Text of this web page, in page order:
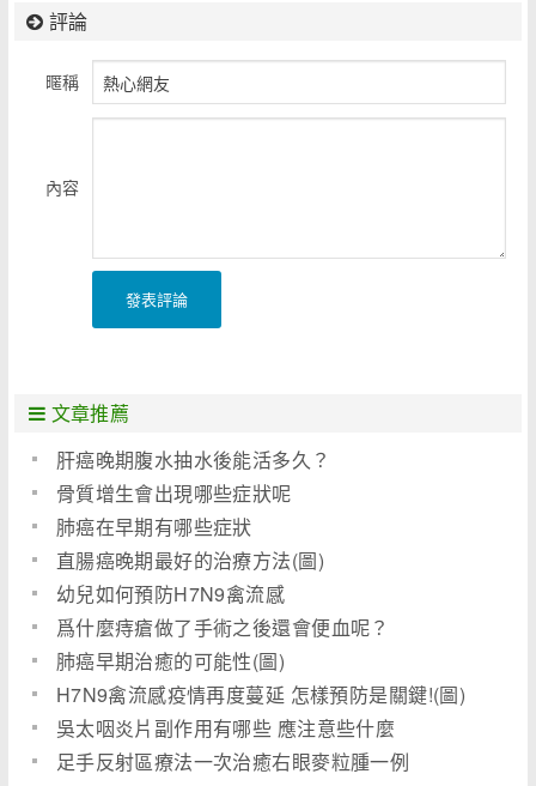
評論
暱稱
內容
發表評論
文章推薦
肝癌晚期腹水抽水後能活多久？
骨質增生會出現哪些症狀呢
肺癌在早期有哪些症狀
直腸癌晚期最好的治療方法(圖)
幼兒如何預防H7N9禽流感
爲什麼痔瘡做了手術之後還會便血呢？
肺癌早期治癒的可能性(圖)
H7N9禽流感疫情再度蔓延 怎樣預防是關鍵!(圖)
吳太咽炎片副作用有哪些 應注意些什麼
足手反射區療法一次治癒右眼麥粒腫一例